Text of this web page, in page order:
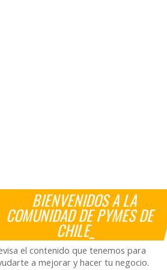
BIENVENIDOS A LA
COMUNIDAD DE PYMES DE
CHILE_
el contenido que tenemos para
a mejorar y hacer tu negocio.